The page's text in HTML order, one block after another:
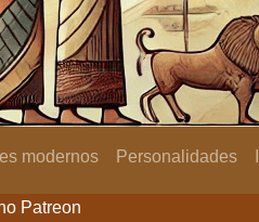
modernos Personalidades
Patreon